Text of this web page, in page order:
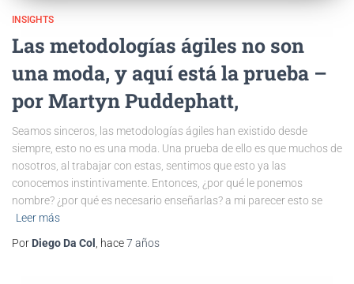
INSIGHTS
Las metodologías ágiles no son
una moda, y aquí está la prueba –
por Martyn Puddephatt,
Seamos sinceros, las metodologías ágiles han existido desde
siempre, esto no es una moda. Una prueba de ello es que muchos de
nosotros, al trabajar con estas, sentimos que esto ya las
conocemos instintivamente. Entonces, ¿por qué le ponemos
nombre? ¿por qué es necesario enseñarlas? a mi parecer esto se
Leer más
Por Diego Da Col , hace7 años